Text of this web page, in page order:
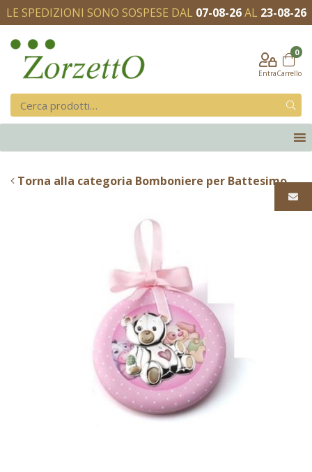
LE SPEDIZIONI SONO SOSPESE DAL 07-08-26AL 23-08-26
Entra
0
Carrello
Torna alla categoria Bomboniere per Battesimo